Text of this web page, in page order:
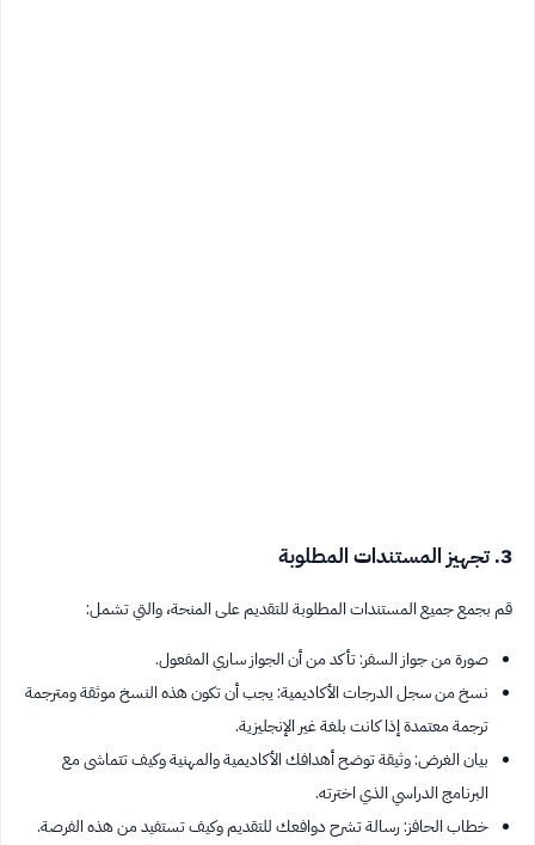
3. تجهيز المستندات المطلوبة
قم بجمع جميع المستندات المطلوبة للتقديم على المنحة، والتي تشمل:
صورة من جواز السفر: تأكد من أن الجواز ساري المفعول.
نسخ من سجل الدرجات الأكاديمية: يجب أن تكون هذه النسخ موثقة ومترجمة
ترجمة معتمدة إذا كانت بلغة غير الإنجليزية.
بيان الغرض: وثيقة توضح أهدافك الأكاديمية والمهنية وكيف تتماشى مع
البرنامج الدراسي الذي اخترته.
خطاب الحافز: رسالة تشرح دوافعك للتقديم وكيف تستفيد من هذه الفرصة.